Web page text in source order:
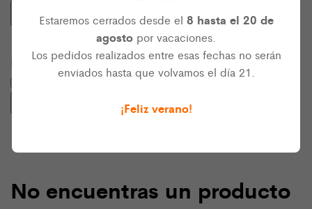
Cerrar
Estado
Estado
No encuentras un producto
Estaremos cerrados desde el 8 hasta el 20 de
agosto por vacaciones.
Los pedidos realizados entre esas fechas no serán
enviados hasta que volvamos el día 21.
¡Feliz verano!